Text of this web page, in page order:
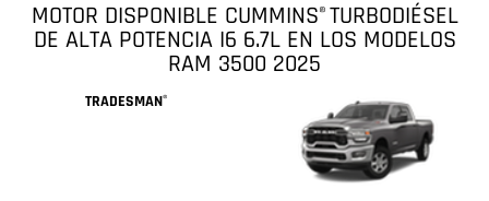
MOTOR DISPONIBLE CUMMINS® TURBODIÉSEL
DE ALTA POTENCIA I6 6.7L EN LOS MODELOS
RAM 3500 2025
TRADESMAN®